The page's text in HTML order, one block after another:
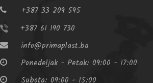
+387 33 209 595
+387 61 190 730
info@primaplast.ba
Ponedeljak - Petak: 09:00 - 17:00
Subota: 09:00 - 15:00